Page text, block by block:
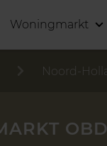
Woningmarkt
Noord-